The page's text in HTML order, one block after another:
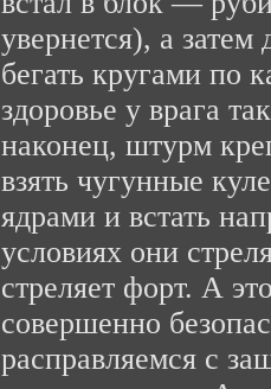
увернется), а затем
бегать кругами по
здоровье у врага
наконец, штурм
взять чугунные
ядрами и встать
условиях они
стреляет форт. А
совершенно
расправляемся с